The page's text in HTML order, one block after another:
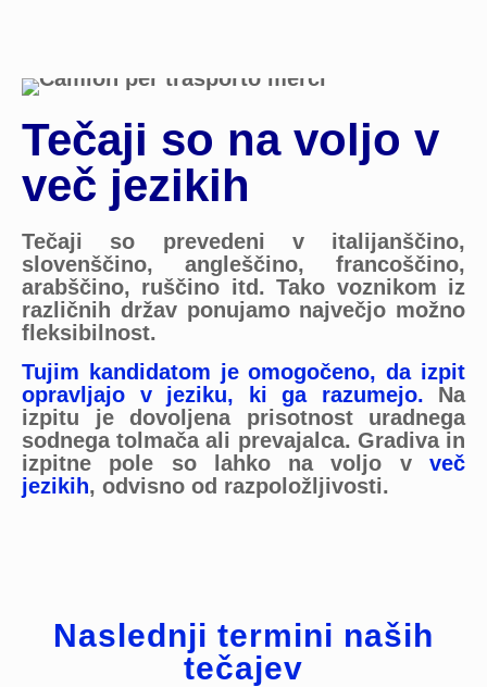
Tečaji so na voljo v
več jezikih
Tečaji so prevedeni v italijanščino,
slovenščino, angleščino, francoščino,
arabščino, ruščino itd. Tako voznikom iz
različnih držav ponujamo največjo možno
fleksibilnost.
Tujim kandidatom je omogočeno, da izpit
opravljajo v jeziku, ki ga razumejo. Na
izpitu je dovoljena prisotnost uradnega
sodnega tolmača ali prevajalca. Gradiva in
izpitne pole so lahko na voljo v več
jezikih, odvisno od razpoložljivosti.
Naslednji termini naših
tečajev